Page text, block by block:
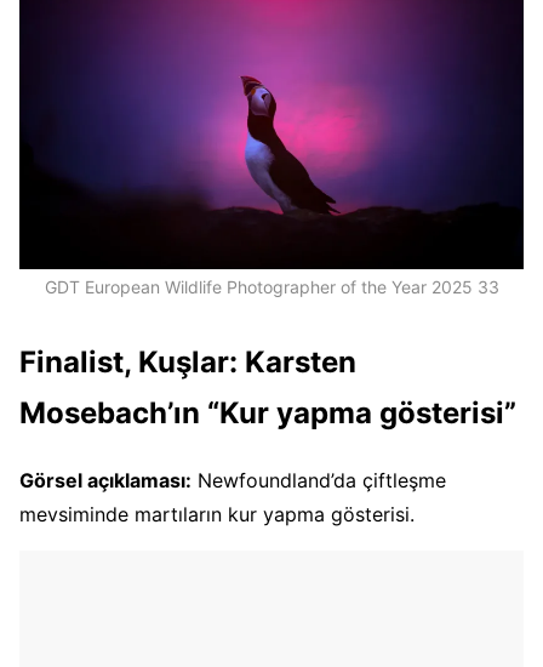
GDT European Wildlife Photographer of the Year 2025 33
Finalist, Kuşlar: Karsten
Mosebach’ın “Kur yapma gösterisi”
Görsel açıklaması: Newfoundland’da çiftleşme
mevsiminde martıların kur yapma gösterisi.